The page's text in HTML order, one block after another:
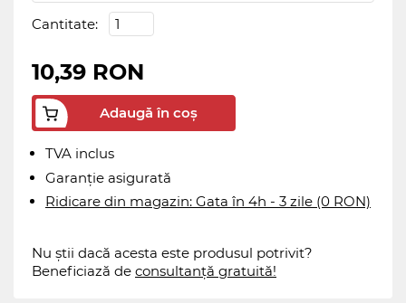
Cantitate:
10,39 RON
Adaugă în coș
TVA inclus
Garanție asigurată
Ridicare din magazin: Gata în 4h - 3 zile (0 RON)
Nu știi dacă acesta este produsul potrivit?
Beneficiază de consultanță gratuită!